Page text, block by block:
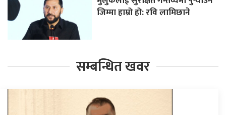
जिम्मा हाम्रो हो: रवि लामिछाने
सम्बन्धित खवर